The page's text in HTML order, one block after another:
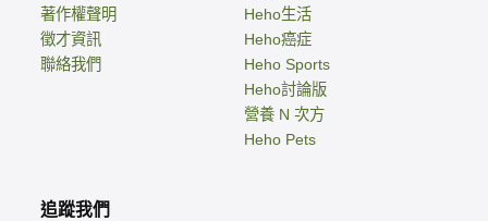
著作權聲明
徵才資訊
聯絡我們
Heho生活
Heho癌症
Heho Sports
Heho討論版
營養 N 次方
Heho Pets
追蹤我們